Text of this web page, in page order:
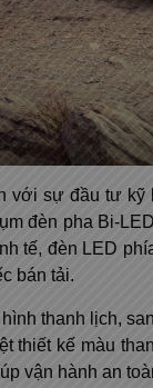
với sự đầu tư
đèn pha Bi-
tế, đèn LED
bán tải.
thanh lịch,
thiết kế màu
vận hành an